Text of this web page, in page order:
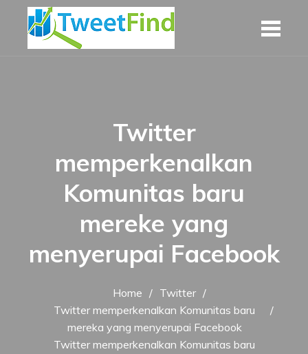
Twitter
memperkenalkan
Komunitas baru
mereke yang
menyerupai Facebook
Home
Twitter
Twitter memperkenalkan Komunitas baru
mereka yang menyerupai Facebook
Twitter memperkenalkan Komunitas baru